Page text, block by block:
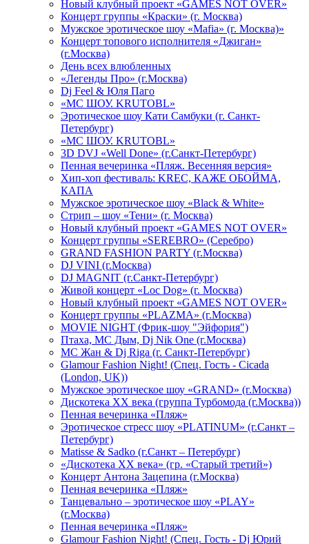
Новый клубный проект «GAMES NOT OVER»
Концерт группы «Краски» (г. Москва)
Мужское эротическое шоу «Mafia» (г. Москва)»
Концерт топового исполнителя «Джиган»
(г.Москва)
День всех влюбленных
«Легенды Про» (г.Москва)
Dj Feel & Юля Паго
«МС ШОУ. KRUTOBL»
Эротическое шоу Кати Самбуки (г. Санкт-
Петербург)
«МС ШОУ. KRUTOBL»
3D DVJ «Well Done» (г.Санкт-Петербург)
Пенная вечеринка «Пляж. Весенняя версия»
Хип-хоп фестиваль: KREC, КАЖЕ ОБОЙМА,
КАПА
Мужское эротическое шоу «Black & White»
Стрип – шоу «Тени» (г. Москва)
Новый клубный проект «GAMES NOT OVER»
Концерт группы «SEREBRO» (Серебро)
GRAND FASHION PARTY (г.Москва)
DJ VINI (г.Москва)
DJ MAGNIT (г.Санкт-Петербург)
Живой концерт «Loc Dog» (г. Москва)
Новый клубный проект «GAMES NOT OVER»
Концерт группы «PLAZMA» (г.Москва)
MOVIE NIGHT (Фрик-шоу "Эйфория")
Птаха, МС Дым, Dj Nik One (г.Москва)
МС Жан & Dj Riga (г. Санкт-Петербург)
Glamour Fashion Night! (Спец. Гость - Cicada
(London, UK))
Мужское эротическое шоу «GRAND» (г.Москва)
Дискотека XX века (группа Турбомода (г.Москва))
Пенная вечеринка «Пляж»
Эротическое стресс шоу «PLATINUM» (г.Санкт –
Петербург)
Matisse & Sadko (г.Санкт – Петербург)
«Дискотека ХХ века» (гр. «Старый третий»)
Концерт Антона Зацепина (г.Москва)
Пенная вечеринка «Пляж»
Танцевально – эротическое шоу «PLAY»
(г.Москва)
Пенная вечеринка «Пляж»
Glamour Fashion Night! (Спец. Гость - Dj Юрий